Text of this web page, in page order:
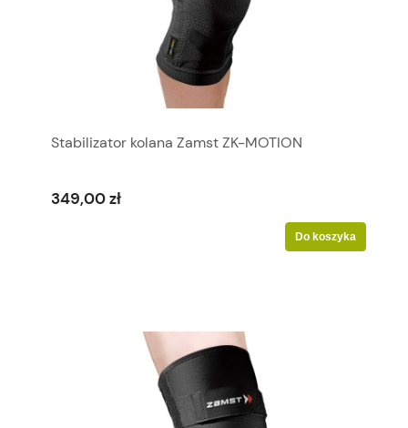
Stabilizator kolana Zamst ZK-MOTION
349,00 zł
Do koszyka